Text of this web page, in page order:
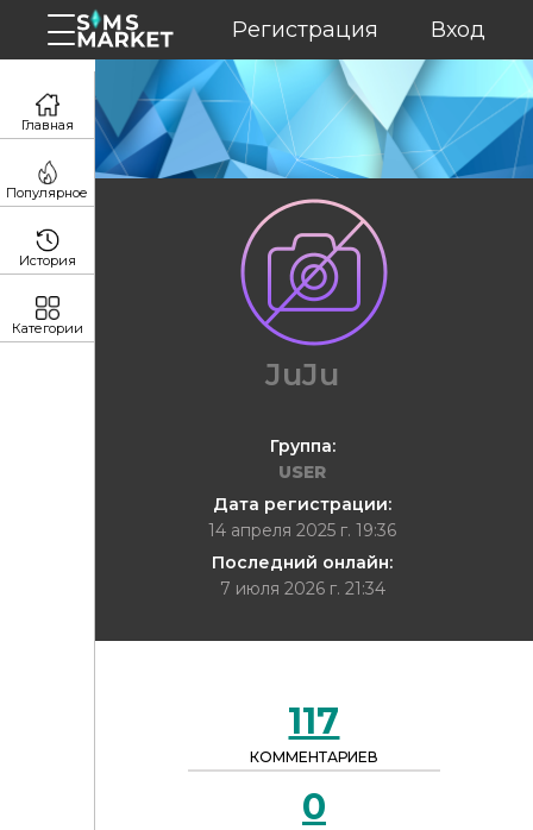
Регистрация Вход
JuJu
Группа:
USER
Дата регистрации:
14 апреля 2025 г. 19:36
Последний онлайн:
7 июля 2026 г. 21:34
117
КОММЕНТАРИЕВ
0
Главная
Популярное
История
Категории